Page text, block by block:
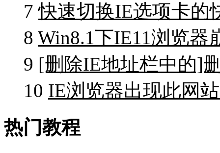
7 快速切换IE选项卡的
8 Win8.1下IE11浏览器
9 [删除IE地址栏中的]
10 IE浏览器出现此网
热门教程